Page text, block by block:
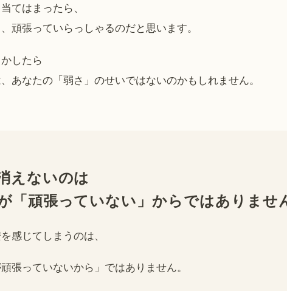
てはまったら、
頑張っていらっしゃるのだと思います。
したら
あなたの「弱さ」のせいではないのかもしれません。
えないのは
「頑張っていない」からではありませ
感じてしまうのは、
頑張っていないから」ではありません。